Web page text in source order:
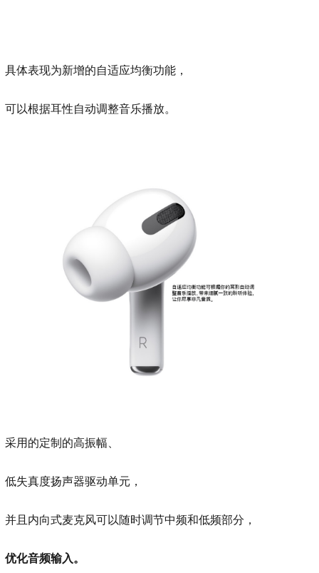
具体表现为新增的自适应均衡功能，
可以根据耳性自动调整音乐播放。
采用的定制的高振幅、
低失真度扬声器驱动单元，
并且内向式麦克风可以随时调节中频和低频部分，
优化音频输入。